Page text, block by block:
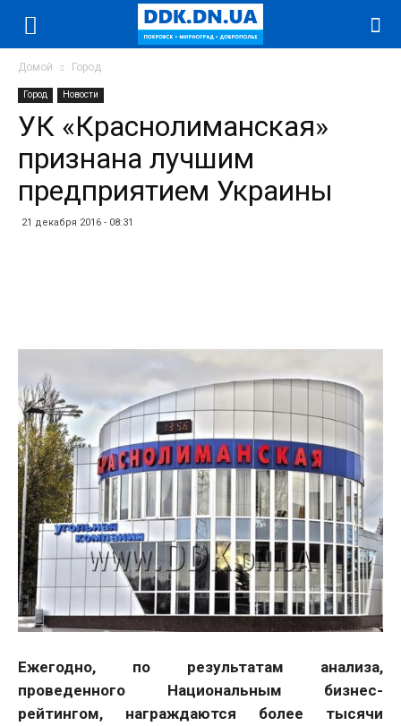
Домой Город
Город Новости
УК «Краснолиманская»
признана лучшим
предприятием Украины
21 декабря 2016 - 08:31
Ежегодно, по результатам анализа,
проведенного Национальным бизнес-
рейтингом, награждаются более тысячи